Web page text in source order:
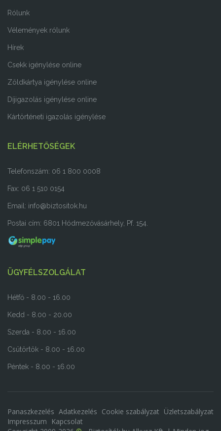
Rólunk
Vélemények rólunk
Hírek
Csekk igénylése online
Zöldkártya igénylése online
Díjigazolás igénylése online
Kártörténeti igazolás igénylése
ELÉRHETŐSÉGEK
Telefonszám: 06 1 800 0008
Fax: 06 1 510 0154
Email: info@biztositok.hu
Postai cím: 6801 Hódmezővásárhely, Pf. 154.
ÜGYFÉLSZOLGÁLAT
Hétfő - 8.00 - 16.00
Kedd - 8.00 - 20.00
Szerda - 8.00 - 16.00
Csütörtök - 8.00 - 16.00
Péntek - 8.00 - 16.00
Panaszkezelés Adatkezelés Cookie szabályzat Üzletszabályzat
Impresszum
Kapcsolat